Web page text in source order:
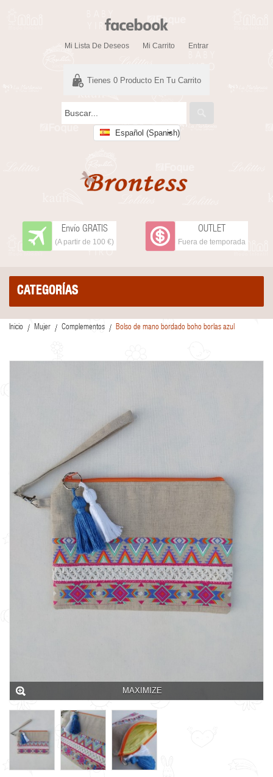
Mi Lista De Deseos Mi Carrito Entrar
Tienes 0 Producto En Tu Carrito
Español (Spanish)
Envío GRATIS
(A partir de 100 €)
OUTLET
Fuera de temporada
CATEGORÍAS
Inicio Mujer Complementos Bolso de mano bordado boho borlas azul
MAXIMIZE